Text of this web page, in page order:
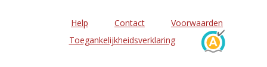
Help Contact
Voorwaarden
Toegankelijkheidsverklaring